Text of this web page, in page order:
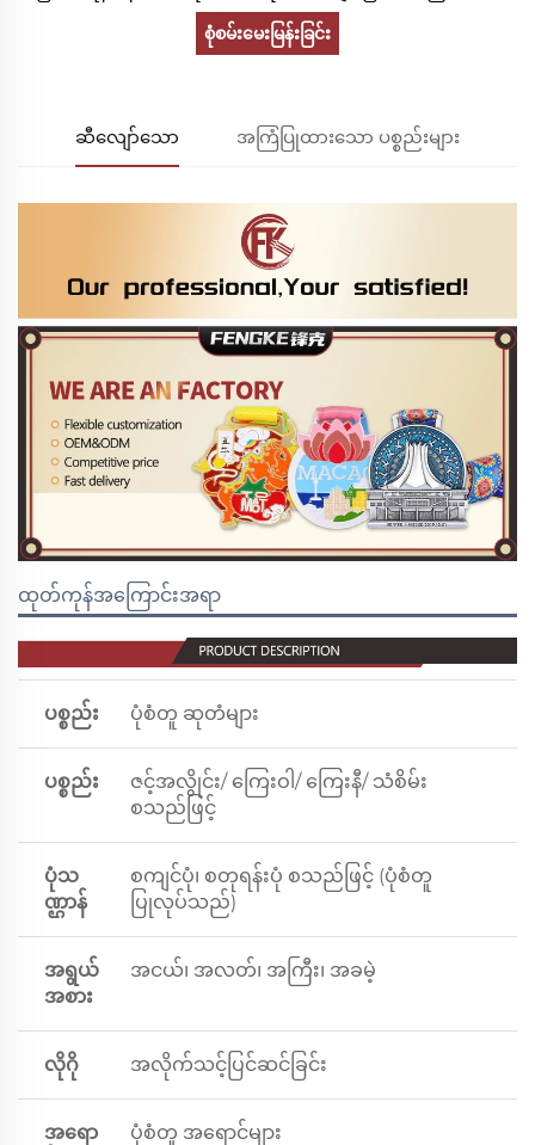
စုံစမ်းမေးမြန်းခြင်း
ဆီလျော်သော အကြံပြုထားသော ပစ္စည်းများ
ထုတ်ကုန်အကြောင်းအရာ
ပစ္စည်း ပုံစံတူ ဆုတံများ
ပစ္စည်း
ဇင့်အလွိုင်း/ ကြေးဝါ/ ကြေးနီ/ သံစိမ်း
စသည်ဖြင့်
ပုံသ
ဏ္ဌာန်
စကျင်ပုံ၊ စတုရန်းပုံ စသည်ဖြင့် (ပုံစံတူ
ပြုလုပ်သည်)
အရွယ်
အစား
အငယ်၊ အလတ်၊ အကြီး၊ အခမဲ့
လိုဂို အလိုက်သင့်ပြင်ဆင်ခြင်း
အရော
ပုံစံတူ အရောင်များ